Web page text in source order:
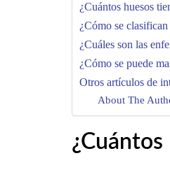
¿Cuántos huesos
¿Cómo se
¿Cuáles son las
¿Cómo se puede
Otros artículos de
About The